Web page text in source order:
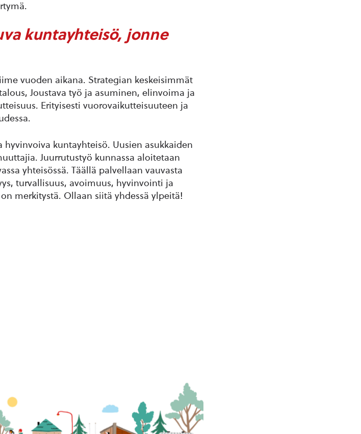
kuntayhteisö, jonne
vuoden aikana. Strategian keskeisimmät
Joustava työ ja asuminen, elinvoima ja
Erityisesti vuorovaikutteisuuteen ja
kuntayhteisö. Uusien asukkaiden
Juurrutustyö kunnassa aloitetaan
yhteisössä. Täällä palvellaan vauvasta
turvallisuus, avoimuus, hyvinvointi ja
merkitystä. Ollaan siitä yhdessä ylpeitä!